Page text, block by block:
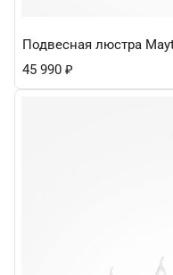
Подвесная люстра
45 990 ₽